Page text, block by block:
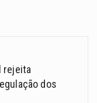
rejeita
dos